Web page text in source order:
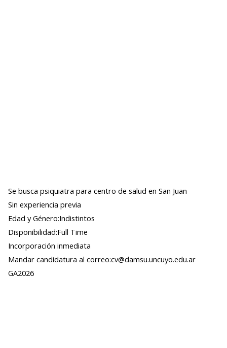
Se busca psiquiatra para centro de salud en San Juan
Sin experiencia previa
Edad y Género:Indistintos
Disponibilidad:Full Time
Incorporación inmediata
Mandar candidatura al correo:cv@damsu.uncuyo.edu.ar
GA2026